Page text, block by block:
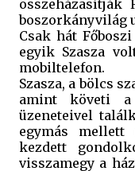
összeházasítják
boszorkányvilág
Csak hát
egyik Szasza
mobiltelefon.
Szasza, a bölcs
amint követi a
üzeneteivel
egymás
kezdett
visszamegy a